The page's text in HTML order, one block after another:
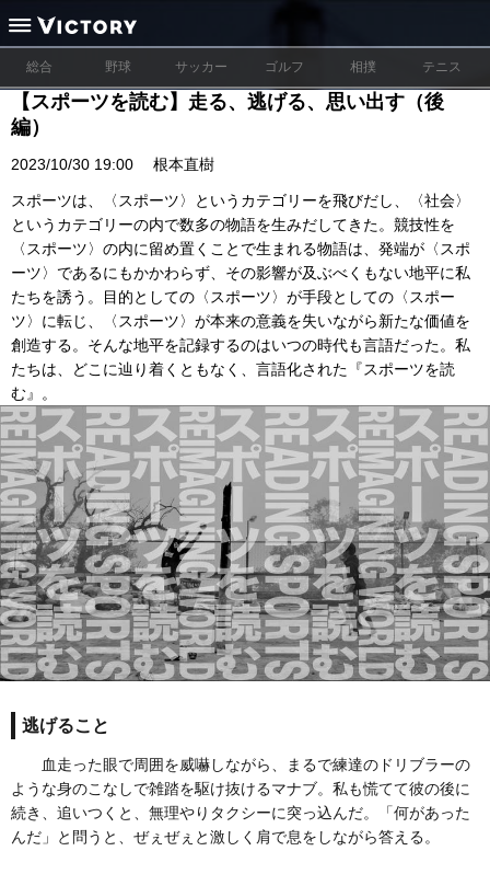
総合 野球 サッカー ゴルフ 相撲 テニス
【スポーツを読む】走る、逃げる、思い出す（後
編）
2023/10/30 19:00 根本直樹
スポーツは、〈スポーツ〉というカテゴリーを飛びだし、〈社会〉
というカテゴリーの内で数多の物語を生みだしてきた。競技性を
〈スポーツ〉の内に留め置くことで生まれる物語は、発端が〈スポ
ーツ〉であるにもかかわらず、その影響が及ぶべくもない地平に私
たちを誘う。目的としての〈スポーツ〉が手段としての〈スポー
ツ〉に転じ、〈スポーツ〉が本来の意義を失いながら新たな価値を
創造する。そんな地平を記録するのはいつの時代も言語だった。私
たちは、どこに辿り着くともなく、言語化された『スポーツを読
む』。
逃げること
血走った眼で周囲を威嚇しながら、まるで練達のドリブラーの
ような身のこなしで雑踏を駆け抜けるマナブ。私も慌てて彼の後に
続き、追いつくと、無理やりタクシーに突っ込んだ。「何があった
んだ」と問うと、ぜぇぜぇと激しく肩で息をしながら答える。